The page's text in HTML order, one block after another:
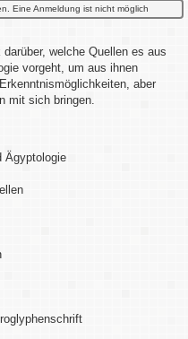
Eine Anmeldung ist nicht möglich
welche Quellen es aus
vorgeht, um aus ihnen
aber
mit sich bringen.
Ägyptologie